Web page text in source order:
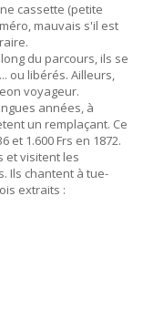
cassette (petite
mauvais s'il est
du parcours, ils se
ou libérés. Ailleurs,
voyageur.
années, à
un remplaçant. Ce
et 1.600 Frs en 1872.
et visitent les
Ils chantent à tue-
extraits :